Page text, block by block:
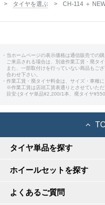
タイヤを選ぶ
CH-114 ＋
・当ホームページの表示価格は通信販売での
ご来店される場合は、別途作業工賃・廃タ
また、一部取付けを行っていない商品もご
合わせ下さい。
・作業工賃・廃タイヤ料金は、サイズ・車種に
※作業工賃は店頭工賃表通りとさせていただ
目安:(タイヤ単品¥2,200/1本、廃タイヤ
タイヤ単品を探す
ホイールセットを探す
よくあるご質問